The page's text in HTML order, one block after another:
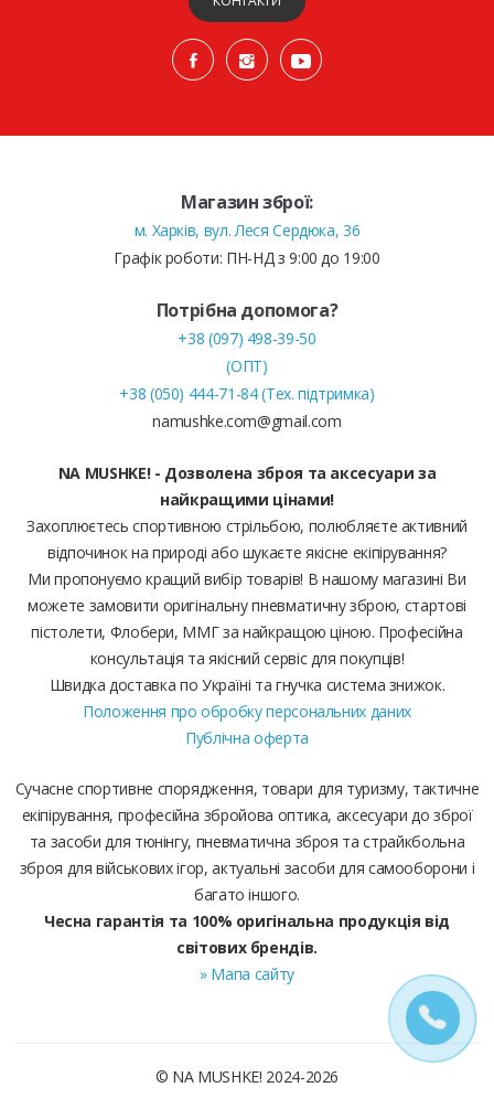
Магазин зброї:
м. Харків, вул. Леся Сердюка, 36
Графік роботи: ПН-НД з 9:00 до 19:00
Потрібна допомога?
+38 (097) 498-39-50
(ОПТ)
+38 (050) 444-71-84 (Тех. підтримка)
namushke.com@gmail.com
NA MUSHKE! - Дозволена зброя та аксесуари за
найкращими цінами!
Захоплюєтесь спортивною стрільбою, полюбляєте активний
відпочинок на природі або шукаєте якісне екіпірування?
Ми пропонуємо кращий вибір товарів! В нашому магазині Ви
можете замовити оригінальну пневматичну зброю, стартові
пістолети, Флобери, ММГ за найкращою ціною. Професійна
консультація та якісний сервіс для покупців!
Швидка доставка по Україні та гнучка система знижок.
Положення про обробку персональних даних
Публічна оферта
Сучасне спортивне спорядження, товари для туризму, тактичне
екіпірування, професійна збройова оптика, аксесуари до зброї
та засоби для тюнінгу, пневматична зброя та страйкбольна
зброя для військових ігор, актуальні засоби для самооборони і
багато іншого.
Чесна гарантія та 100% оригінальна продукція від
світових брендів.
» Мапа сайту
© NA MUSHKE! 2024-2026